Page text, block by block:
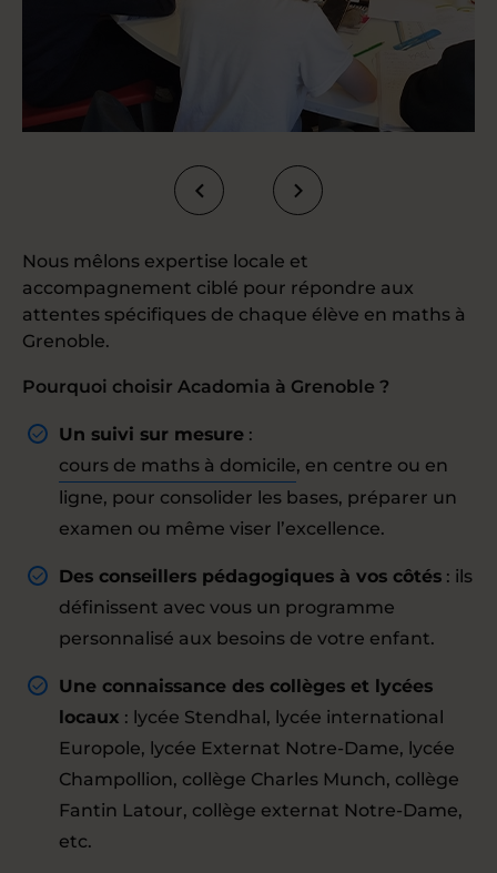
Nous mêlons expertise locale et
accompagnement ciblé pour répondre aux
attentes spécifiques de chaque élève en maths à
Grenoble.
Pourquoi choisir Acadomia à Grenoble ?
Un suivi sur mesure :
cours de maths à domicile, en centre ou en
ligne, pour consolider les bases, préparer un
examen ou même viser l’excellence.
Des conseillers pédagogiques à vos côtés : ils
définissent avec vous un programme
personnalisé aux besoins de votre enfant.
Une connaissance des collèges et lycées
locaux : lycée Stendhal, lycée international
Europole, lycée Externat Notre-Dame, lycée
Champollion, collège Charles Munch, collège
Fantin Latour, collège externat Notre-Dame,
etc.